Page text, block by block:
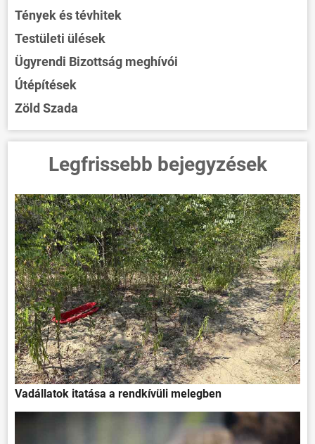
Tények és tévhitek
Testületi ülések
Ügyrendi Bizottság meghívói
Útépítések
Zöld Szada
Legfrissebb bejegyzések
Vadállatok itatása a rendkívüli melegben